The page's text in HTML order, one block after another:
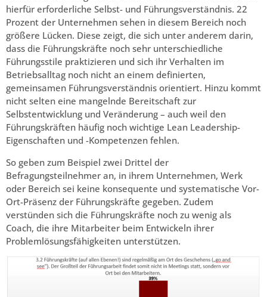
hierfür erforderliche Selbst- und Führungsverständnis. 22
Prozent der Unternehmen sehen in diesem Bereich noch
größere Lücken. Diese zeigt, die sich unter anderem darin,
dass die Führungskräfte noch sehr unterschiedliche
Führungsstile praktizieren und sich ihr Verhalten im
Betriebsalltag noch nicht an einem definierten,
gemeinsamen Führungsverständnis orientiert. Hinzu kommt
nicht selten eine mangelnde Bereitschaft zur
Selbstentwicklung und Veränderung – auch weil den
Führungskräften häufig noch wichtige Lean Leadership-
Eigenschaften und -Kompetenzen fehlen.
So geben zum Beispiel zwei Drittel der
Befragungsteilnehmer an, in ihrem Unternehmen, Werk
oder Bereich sei keine konsequente und systematische Vor-
Ort-Präsenz der Führungskräfte gegeben. Zudem
verstünden sich die Führungskräfte noch zu wenig als
Coach, die ihre Mitarbeiter beim Entwickeln ihrer
Problemlösungsfähigkeiten unterstützen.